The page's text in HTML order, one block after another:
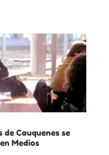
Cauquenes se
Medios